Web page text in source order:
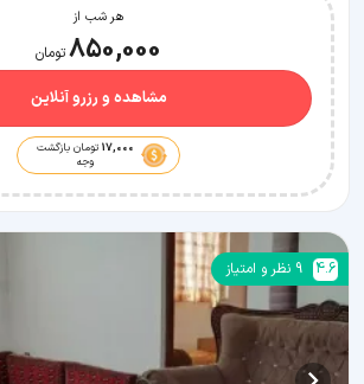
هر شب از
850,000تومان
مشاهده و رزرو آنلاین
17,000 تومان بازگشت
وجه
4.6
9 نظر و امتیاز